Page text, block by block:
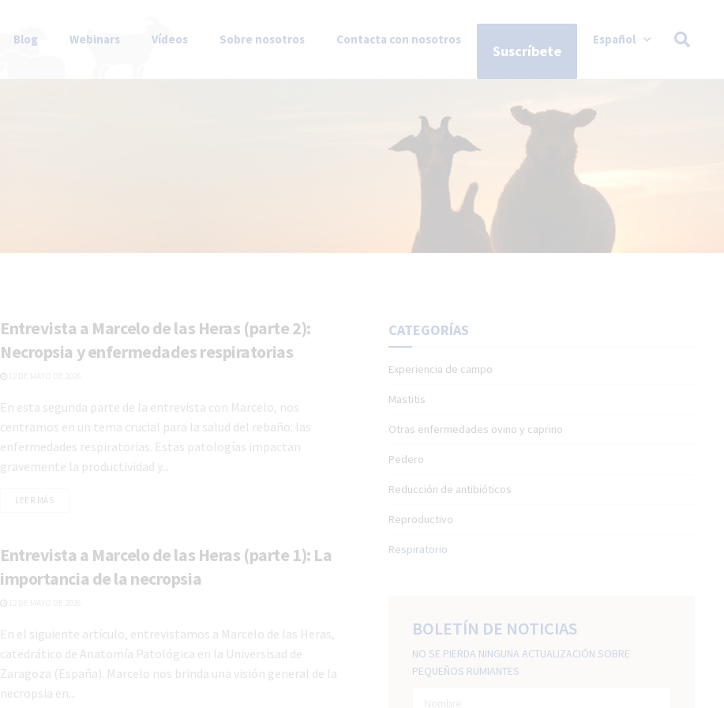
Blog Webinars Vídeos Sobre nosotros Contacta con nosotros
Suscríbete
Español
Entrevista a Marcelo de las Heras (parte 2):
Necropsia y enfermedades respiratorias
En esta segunda parte de la entrevista con Marcelo, nos
centramos en un tema crucial para la salud del rebaño: las
enfermedades respiratorias. Estas patologías impactan
gravemente la productividad y...
LEER MÁS
Entrevista a Marcelo de las Heras (parte 1): La
importancia de la necropsia
En el siguiente artículo, entrevistamos a Marcelo de las Heras,
catedrático de Anatomía Patológica en la Universisad de
Zaragoza (España). Marcelo nos brinda una visión general de la
necropsia en...
CATEGORÍAS
Experiencia de campo
Mastitis
Otras enfermedades ovino y caprino
Pedero
Reducción de antibióticos
Reproductivo
Respiratorio
BOLETÍN DE NOTICIAS
NO SE PIERDA NINGUNA ACTUALIZACIÓN SOBRE
PEQUEÑOS RUMIANTES